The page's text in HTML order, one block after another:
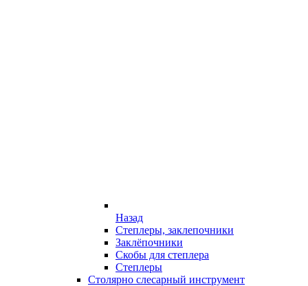
Назад
Степлеры, заклепочники
Заклёпочники
Скобы для степлера
Степлеры
Столярно слесарный инструмент